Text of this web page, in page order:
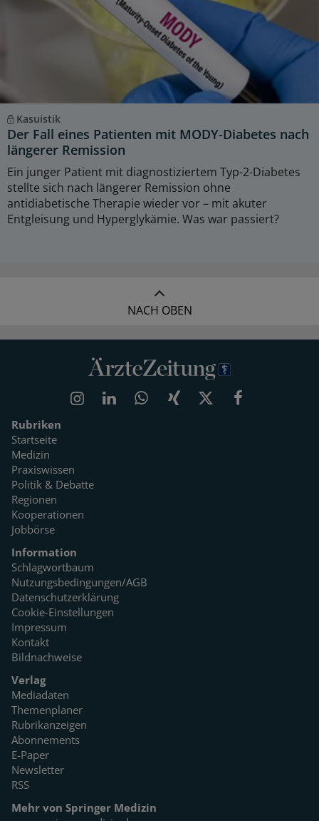
Kasuistik
Der Fall eines Patienten mit MODY-Diabetes nach
längerer Remission
Ein junger Patient mit diagnostiziertem Typ-2-Diabetes
stellte sich nach längerer Remission ohne
antidiabetische Therapie wieder vor – mit akuter
Entgleisung und Hyperglykämie. Was war passiert?
NACH OBEN
Rubriken
Startseite
Medizin
Praxiswissen
Politik & Debatte
Regionen
Kooperationen
Jobbörse
Information
Schlagwortbaum
Nutzungsbedingungen/AGB
Datenschutzerklärung
Cookie-Einstellungen
Impressum
Kontakt
Bildnachweise
Verlag
Mediadaten
Themenplaner
Rubrikanzeigen
Abonnements
E-Paper
Newsletter
RSS
Mehr von Springer Medizin